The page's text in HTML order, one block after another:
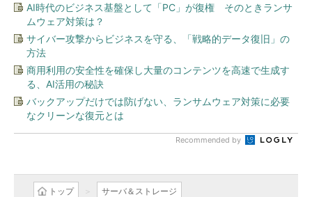
AI時代のビジネス基盤として「PC」が復権 そのときランサ
ムウェア対策は？
サイバー攻撃からビジネスを守る、「戦略的データ復旧」の
方法
商用利用の安全性を確保し大量のコンテンツを高速で生成す
る、AI活用の秘訣
バックアップだけでは防げない、ランサムウェア対策に必要
なクリーンな復元とは
Recommended by
トップ サーバ＆ストレージ